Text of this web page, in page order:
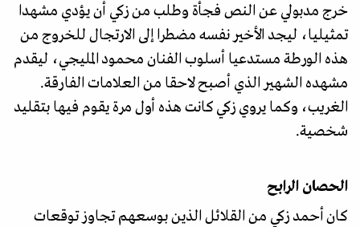
خرج مدبولي عن النص فجأة وطلب من زكي أن يؤدي مشهدا
تمثيليا، ليجد الأخير نفسه مضطرا إلى الارتجال للخروج من
هذه الورطة مستدعيا أسلوب الفنان محمود المليجي، ليقدم
مشهده الشهير الذي أصبح لاحقا من العلامات الفارقة.
الغريب، وكما يروي زكي كانت هذه أول مرة يقوم فيها بتقليد
شخصية.
الحصان الرابح
كان أحمد زكي من القلائل الذين بوسعهم تجاوز توقعات